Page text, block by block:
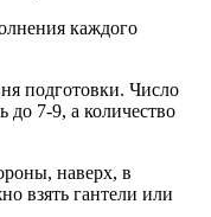
каждого
подготовки. Число
до 7-9, а количество
наверх, в
взять гантели или